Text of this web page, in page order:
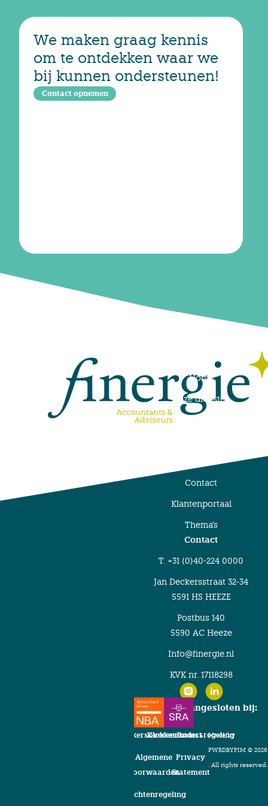
We maken graag kennis
om te ontdekken waar we
bij kunnen ondersteunen!
Contact opnemen
Home
Onze diensten
Contact
Klantenportaal
Thema's
Contact
T. +31 (0)40-224 0000
Jan Deckersstraat 32-34
5591 HS HEEZE
Postbus 140
5590 AC Heeze
Info@finergie.nl
KVK nr. 17118298
Finergie is aangesloten bij:
Verwerkersovereenkomst
Algemene
voorwaarden
Klachtenregeling
Klokkenluidersregeling
Privacy
Statement
Made by
PWRDBYPIM ©2026
. All rights reserved.